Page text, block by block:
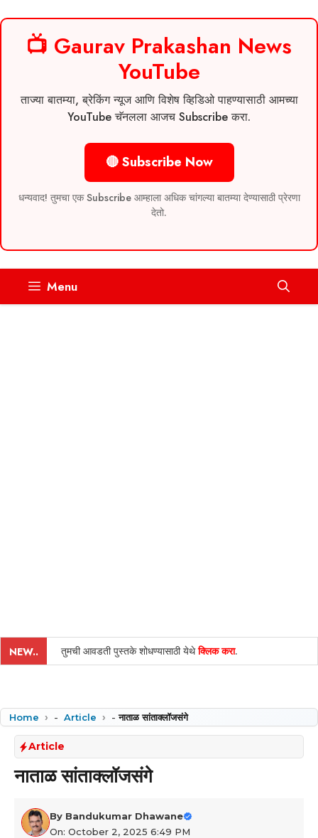
📺 Gaurav Prakashan News
YouTube
ताज्या बातम्या, ब्रेकिंग न्यूज आणि विशेष व्हिडिओ पाहण्यासाठी आमच्या
YouTube चॅनलला आजच Subscribe करा.
🔴 Subscribe Now
धन्यवाद! तुमचा एक Subscribe आम्हाला अधिक चांगल्या बातम्या देण्यासाठी प्रेरणा
देतो.
Menu
NEW.. तुमची आवडती पुस्तके शोधण्यासाठी येथेक्लिक करा.
Home - Article -नाताळ सांताक्लॉजसंगे
Article
नाताळ सांताक्लॉजसंगे
By Bandukumar Dhawane
On: October 2, 2025 6:49 PM